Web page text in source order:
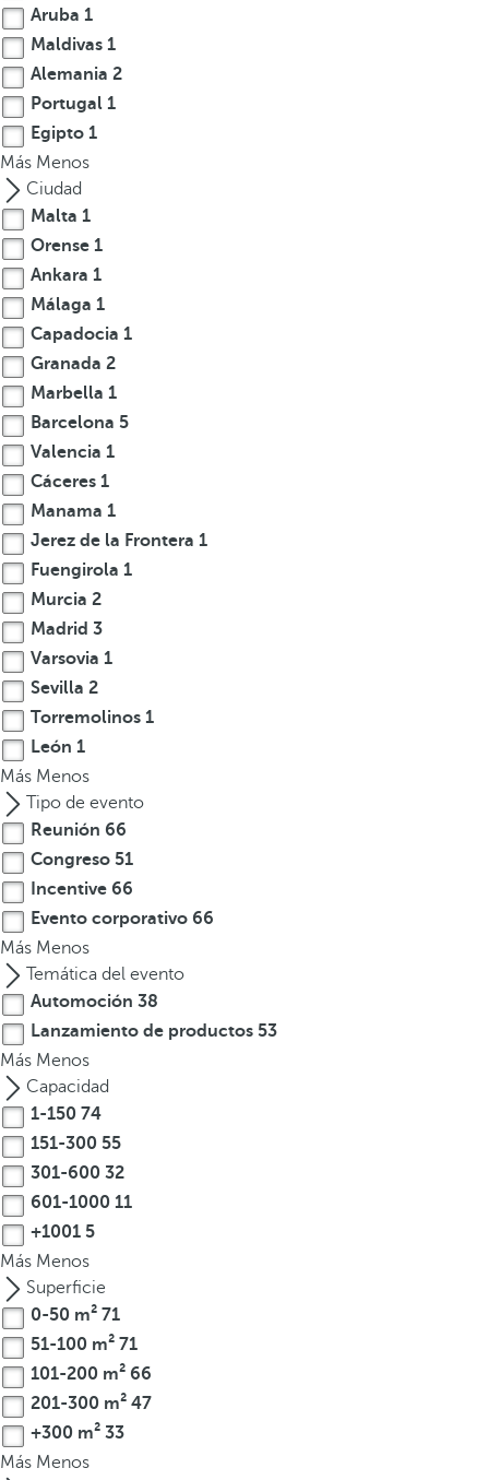
Aruba 1
Maldivas 1
Alemania 2
Portugal 1
Egipto 1
Más Menos
Ciudad
Malta 1
Orense 1
Ankara 1
Málaga 1
Capadocia 1
Granada 2
Marbella 1
Barcelona 5
Valencia 1
Cáceres 1
Manama 1
Jerez de la Frontera 1
Fuengirola 1
Murcia 2
Madrid 3
Varsovia 1
Sevilla 2
Torremolinos 1
León 1
Más Menos
Tipo de evento
Reunión 66
Congreso 51
Incentive 66
Evento corporativo 66
Más Menos
Temática del evento
Automoción 38
Lanzamiento de productos 53
Más Menos
Capacidad
1-150 74
151-300 55
301-600 32
601-1000 11
+1001 5
Más Menos
Superficie
0-50 m² 71
51-100 m² 71
101-200 m² 66
201-300 m² 47
+300 m² 33
Más Menos